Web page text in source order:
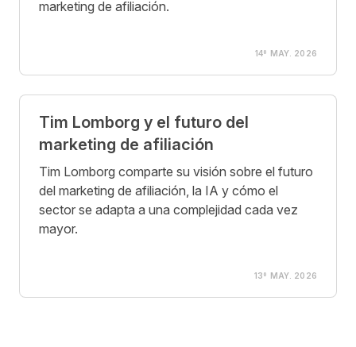
marketing de afiliación.
14º MAY. 2026
Tim Lomborg y el futuro del
marketing de afiliación
Tim Lomborg comparte su visión sobre el futuro
del marketing de afiliación, la IA y cómo el
sector se adapta a una complejidad cada vez
mayor.
13º MAY. 2026